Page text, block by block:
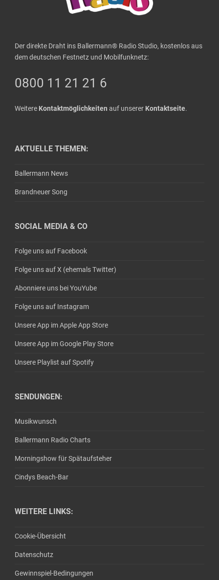
Der direkte Draht ins Ballermann® Radio Studio, kostenlos aus
dem deutschen Festnetz und Mobilfunknetz:
0800 11 21 21 6
Weitere Kontaktmöglichkeiten auf unserer Kontaktseite.
AKTUELLE THEMEN:
Ballermann News
Brandneuer Song
SOCIAL MEDIA & CO
Folge uns auf Facebook
Folge uns auf X (ehemals Twitter)
Abonniere uns bei YouYube
Folge uns auf Instagram
Unsere App im Apple App Store
Unsere App im Google Play Store
Unsere Playlist auf Spotify
SENDUNGEN:
Musikwunsch
Ballermann Radio Charts
Morningshow für Spätaufsteher
Cindys Beach-Bar
WEITERE LINKS:
Cookie-Übersicht
Datenschutz
Gewinnspiel-Bedingungen